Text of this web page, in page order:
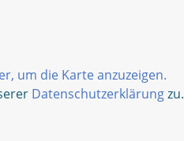
um die Karte anzuzeigen.
Datenschutzerklärungzu.